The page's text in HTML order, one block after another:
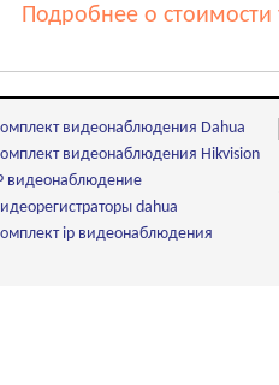
Подробнее о стоимости
видеонаблюдения Dahua
видеонаблюдения Hikvision
видеонаблюдение
dahua
ip видеонаблюдения